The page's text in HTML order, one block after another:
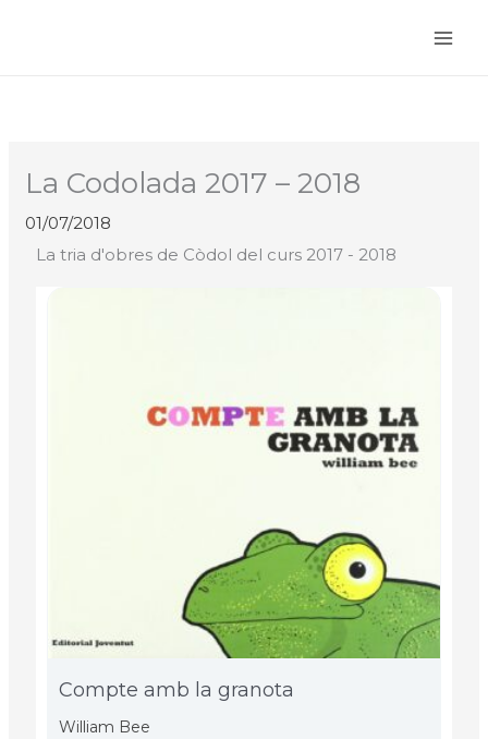
La Codolada 2017 – 2018
01/07/2018
La tria d'obres de Còdol del curs 2017 - 2018
Compte amb la granota
William Bee